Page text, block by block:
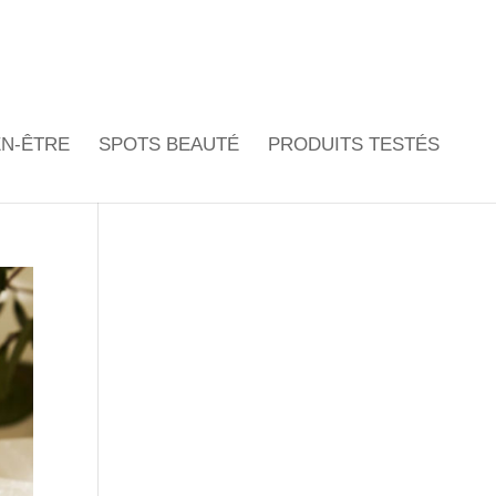
ÊTRE SPOTS BEAUTÉ PRODUITS TESTÉS